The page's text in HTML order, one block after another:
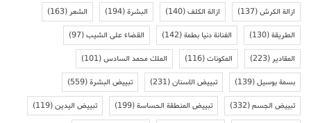
ازالة الكرش(137) ازالة الكلف(140) البشرة(194) الشعر(163)
الطريقة(130) الفنانة دنيا بطمة(142) القضاء على الشيب(97)
المقادير(223) المكونات(116) الملك محمد السادس(101)
بسمة بوسيل(139) تبييض الاسنان(231) تبييض البشرة(559)
تبييض الجسم(332) تبييض المنطقة الحساسة(199) تبييض اليدين(119)